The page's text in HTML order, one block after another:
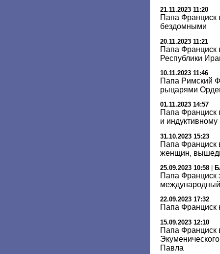
21.11.2023 11:20
Папа Франциск
бездомными
20.11.2023 11:21
Папа Франциск
Республики
10.11.2023 11:46
Папа Римский
рыцарями
01.11.2023 14:57
Папа Франциск
и
31.10.2023 15:23
Папа Франциск
женщин,
25.09.2023 10:58
Папа Франциск
международный
22.09.2023 17:32
Папа Франциск
15.09.2023 12:10
Папа Франциск
Павла